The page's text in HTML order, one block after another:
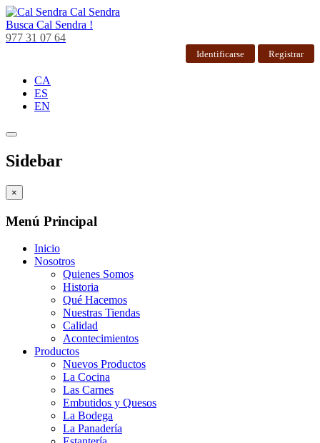
Cal Sendra
Busca Cal Sendra !
977 31 07 64
Identificarse Registrar
CA
ES
EN
Sidebar
×
Menú Principal
Inicio
Nosotros
Quienes Somos
Historia
Qué Hacemos
Nuestras Tiendas
Calidad
Acontecimientos
Productos
Nuevos Productos
La Cocina
Las Carnes
Embutidos y Quesos
La Bodega
La Panadería